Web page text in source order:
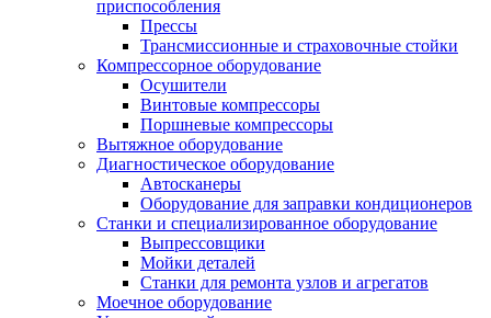
приспособления
Прессы
Трансмиссионные и страховочные стойки
Компрессорное оборудование
Осушители
Винтовые компрессоры
Поршневые компрессоры
Вытяжное оборудование
Диагностическое оборудование
Автосканеры
Оборудование для заправки кондиционеров
Станки и специализированное оборудование
Выпрессовщики
Мойки деталей
Станки для ремонта узлов и агрегатов
Моечное оборудование